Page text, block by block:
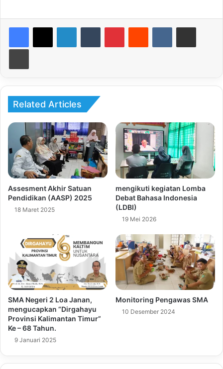
LinkedInTumblr PinterestReddit VKontakteShare via Email
Print
Related Articles
Assesment Akhir Satuan
Pendidikan (AASP) 2025
18 Maret 2025
mengikuti kegiatan Lomba
Debat Bahasa Indonesia
(LDBI)
19 Mei 2026
SMA Negeri 2 Loa Janan,
mengucapkan “Dirgahayu
Provinsi Kalimantan Timur”
Ke – 68 Tahun.
9 Januari 2025
Monitoring Pengawas SMA
10 Desember 2024